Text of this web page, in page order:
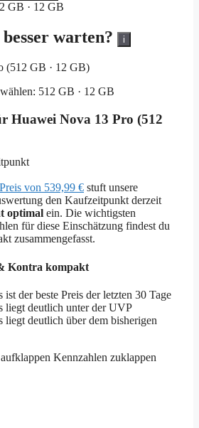
GB · 12 GB
warten? i
(512 GB · 12 GB)
512 GB · 12 GB
Huawei Nova 13 Pro (512
von 539,99 € stuft unsere
den Kaufzeitpunkt derzeit
optimal ein. Die wichtigsten
für diese Einschätzung findest du
zusammengefasst.
Kontra kompakt
ist der beste Preis der letzten 30 Tage
liegt deutlich unter der UVP
liegt deutlich über dem bisherigen
Kennzahlen zuklappen